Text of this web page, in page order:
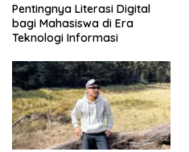
Pentingnya Literasi Digital
bagi Mahasiswa di Era
Teknologi Informasi